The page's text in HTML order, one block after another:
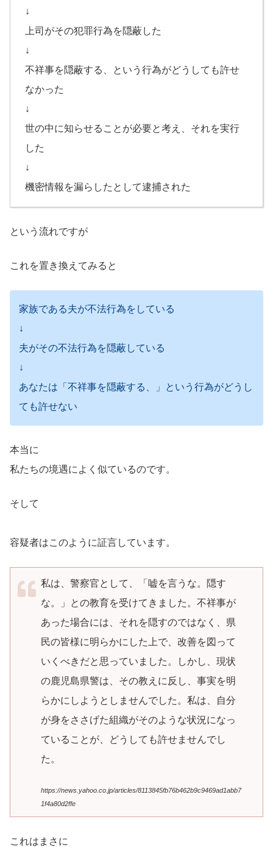
↓
上司がその犯罪行為を隠蔽した
↓
不祥事を隠蔽する、という行為がどうしても許せ
なかった
↓
世の中に知らせることが必要と考え、それを実行
した
↓
機密情報を漏らしたとして逮捕された
という流れですが
これを置き換えてみると
家族である夫が不法行為をしている
↓
夫がその不法行為を隠蔽している
↓
あなたは「不祥事を隠蔽する、」という行為がどうし
ても許せない
本当に
私たちの境遇によく似ているのです。
そして
容疑者はこのように証言しています。
私は、警察官として、「嘘を言うな。隠す
な。」との教育を受けてきました。不祥事が
あった場合には、それを隠すのではなく、県
民の皆様に明らかにした上で、改善を図って
いくべきだと思っていました。しかし、現状
の鹿児島県警は、その教えに反し、事実を明
らかにしようとしませんでした。私は、自分
が身をささげた組織がそのような状況になっ
ていることが、どうしても許せませんでし
た。
https://news.yahoo.co.jp/articles/8113845fb76b462b9c9469ad1abb7
1f4a80d2ffe
これはまさに